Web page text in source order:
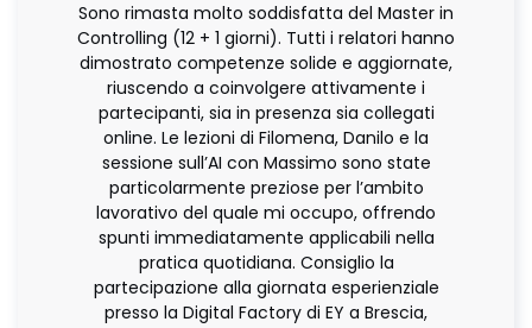
Sono rimasta molto soddisfatta del Master in
Controlling (12 + 1 giorni). Tutti i relatori hanno
dimostrato competenze solide e aggiornate,
riuscendo a coinvolgere attivamente i
partecipanti, sia in presenza sia collegati
online. Le lezioni di Filomena, Danilo e la
sessione sull’AI con Massimo sono state
particolarmente preziose per l’ambito
lavorativo del quale mi occupo, offrendo
spunti immediatamente applicabili nella
pratica quotidiana. Consiglio la
partecipazione alla giornata esperienziale
presso la Digital Factory di EY a Brescia,